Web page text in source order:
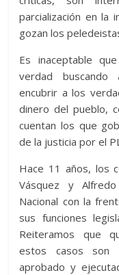
parcialización en la
gozan los
Es inaceptable
verdad buscando
encubrir a los
dinero del pueblo,
cuentan los que
de la justicia por el
Hace 11 años, los
Vásquez y
Nacional con la
sus funciones
Reiteramos que
estos casos son
aprobado y